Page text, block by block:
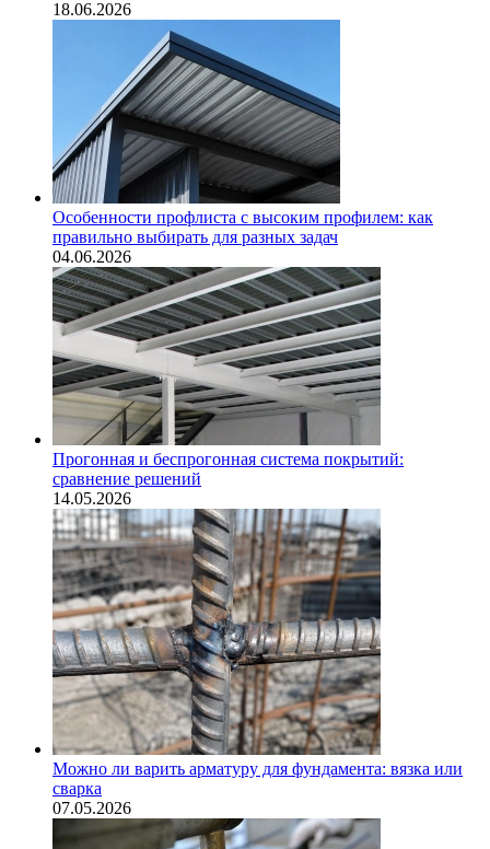
18.06.2026
Особенности профлиста с высоким профилем: как
правильно выбирать для разных задач
04.06.2026
Прогонная и беспрогонная система покрытий:
сравнение решений
14.05.2026
Можно ли варить арматуру для фундамента: вязка или
сварка
07.05.2026